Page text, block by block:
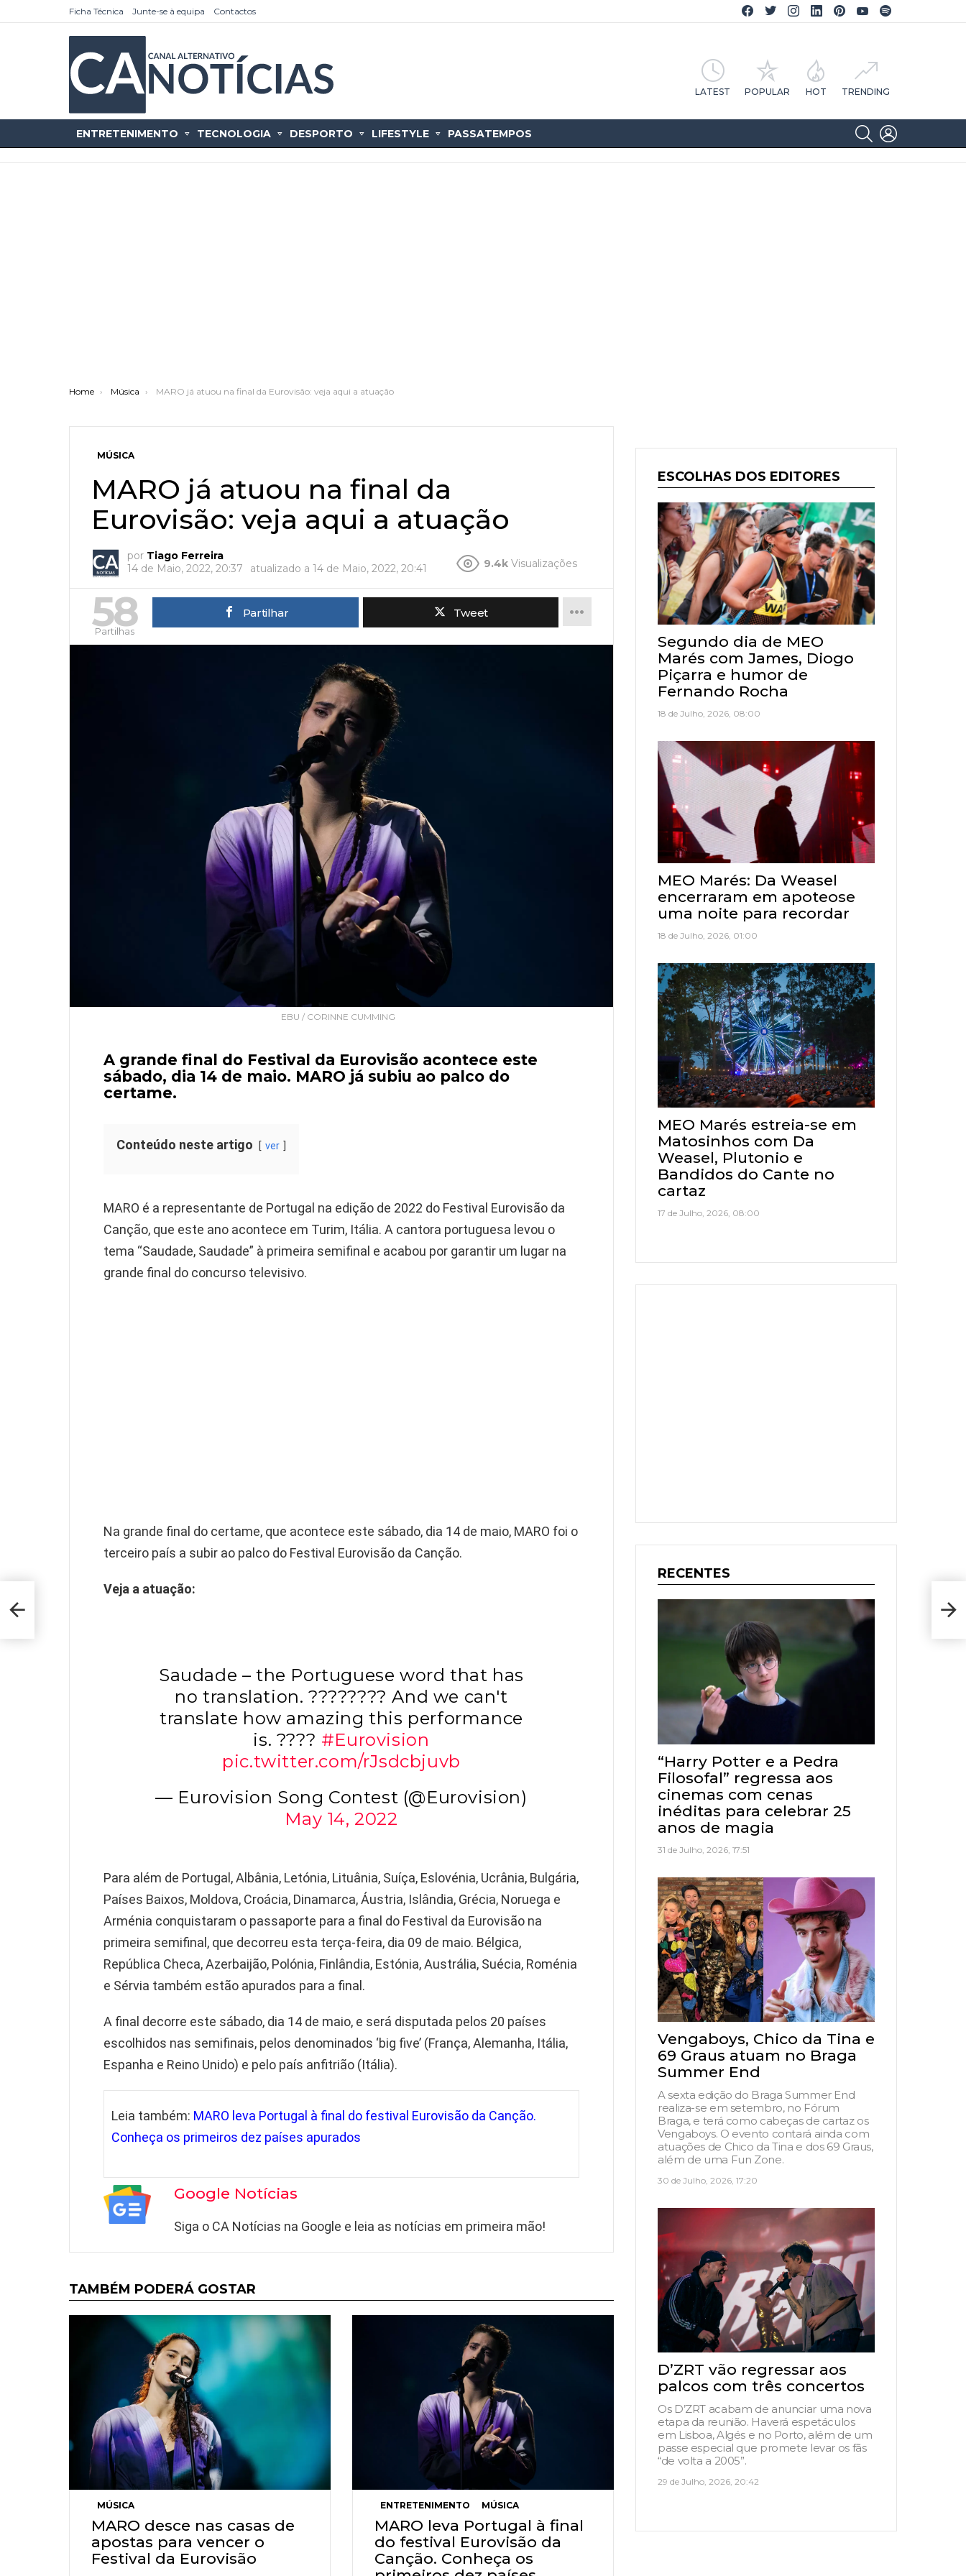
Ficha Técnica Junte-se à equipa Contactos
Facebook CA Notícias
Twitter CA Notícias
Instagram CA Notícias
Linkedin CA Notícias
Pinterest CA Notícias
YouTube CA Notícias
LATEST POPULAR HOT TRENDING
ENTRETENIMENTO TECNOLOGIA DESPORTO LIFESTYLE PASSATEMPOS
SEARCH
You are here:
Home Música MARO já atuou na final da Eurovisão: veja aqui a atuação
MÚSICA
MARO já atuou na final da
Eurovisão: veja aqui a atuação
por Tiago Ferreira
14 de Maio, 2022, 20:37
atualizado a 14 de Maio, 2022, 20:41 9.4k Visualizações
58
Partilhas
Partilhar Tweet
EBU / CORINNE CUMMING
A grande final do Festival da Eurovisão acontece este
sábado, dia 14 de maio. MARO já subiu ao palco do
certame.
Conteúdo neste artigo ver
MARO é a representante de Portugal na edição de 2022 do Festival Eurovisão da
Canção, que este ano acontece em Turim, Itália. A cantora portuguesa levou o
tema “Saudade, Saudade” à primeira semifinal e acabou por garantir um lugar na
grande final do concurso televisivo.
Na grande final do certame, que acontece este sábado, dia 14 de maio, MARO foi o
terceiro país a subir ao palco do Festival Eurovisão da Canção.
Veja a atuação:
Saudade – the Portuguese word that has
no translation. ???????? And we can't
translate how amazing this performance
is. ???? #Eurovision
pic.twitter.com/rJsdcbjuvb
— Eurovision Song Contest (@Eurovision)
May 14, 2022
Para além de Portugal, Albânia, Letónia, Lituânia, Suíça, Eslovénia, Ucrânia, Bulgária,
Países Baixos, Moldova, Croácia, Dinamarca, Áustria, Islândia, Grécia, Noruega e
Arménia conquistaram o passaporte para a final do Festival da Eurovisão na
primeira semifinal, que decorreu esta terça-feira, dia 09 de maio. Bélgica,
República Checa, Azerbaijão, Polónia, Finlândia, Estónia, Austrália, Suécia, Roménia
e Sérvia também estão apurados para a final.
A final decorre este sábado, dia 14 de maio, e será disputada pelos 20 países
escolhidos nas semifinais, pelos denominados ‘big five’ (França, Alemanha, Itália,
Espanha e Reino Unido) e pelo país anfitrião (Itália).
Leia também: MARO leva Portugal à final do festival Eurovisão da Canção.
Conheça os primeiros dez países apurados
Google Notícias
Siga o CA Notícias na Google e leia as notícias em primeira mão!
TAMBÉM PODERÁ GOSTAR
MÚSICA
MARO desce nas casas de
apostas para vencer o
Festival da Eurovisão
ENTRETENIMENTO MÚSICA
MARO leva Portugal à final
do festival Eurovisão da
Canção. Conheça os
ESCOLHAS DOS EDITORES
Segundo dia de MEO
Marés com James, Diogo
Piçarra e humor de
Fernando Rocha
18 de Julho, 2026, 08:00
MEO Marés: Da Weasel
encerraram em apoteose
uma noite para recordar
18 de Julho, 2026, 01:00
MEO Marés estreia-se em
Matosinhos com Da
Weasel, Plutonio e
Bandidos do Cante no
cartaz
17 de Julho, 2026, 08:00
RECENTES
“Harry Potter e a Pedra
Filosofal” regressa aos
cinemas com cenas
inéditas para celebrar 25
anos de magia
31 de Julho, 2026, 17:51
Vengaboys, Chico da Tina e
69 Graus atuam no Braga
Summer End
A sexta edição do Braga Summer End
realiza-se em setembro, no Fórum
Braga, e terá como cabeças de cartaz os
Vengaboys. O evento contará ainda com
atuações de Chico da Tina e dos 69 Graus,
além de uma Fun Zone.
30 de Julho, 2026, 17:20
D’ZRT vão regressar aos
palcos com três concertos
Os D’ZRT acabam de anunciar uma nova
etapa da reunião. Haverá espetáculos
em Lisboa, Algés e no Porto, além de um
passe especial que promete levar os fãs
“de volta a 2005”.
29 de Julho, 2026, 20:42